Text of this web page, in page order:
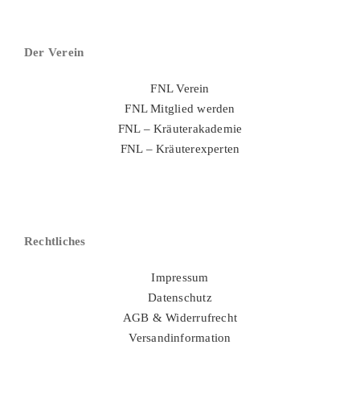
Der Verein
FNL Verein
FNL Mitglied werden
FNL – Kräuterakademie
FNL – Kräuterexperten
Rechtliches
Impressum
Datenschutz
AGB & Widerrufrecht
Versandinformation